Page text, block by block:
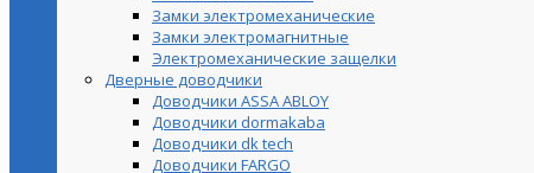
Замки электромеханические
Замки электромагнитные
Электромеханические защелки
Дверные доводчики
Доводчики ASSA ABLOY
Доводчики dormakaba
Доводчики dk tech
Доводчики FARGO